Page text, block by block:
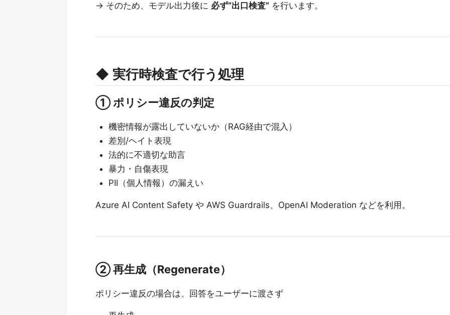
→ そのため、モデル出力後に 必ず“出口検査” を行います。
◆ 実行時検査で行う処理
① ポリシー違反の判定
機密情報が露出していないか（RAG経由で混入）
差別/ヘイト表現
法的に不適切な助言
暴力・自傷表現
PII（個人情報）の漏えい
Azure AI Content Safety や AWS Guardrails、OpenAI Moderation などを利用。
② 再生成（Regenerate）
ポリシー違反の場合は、回答をユーザーに渡さず